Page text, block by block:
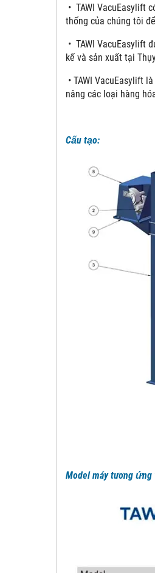
• TAWI VacuEasylift
thống của chúng tôi
• TAWI VacuEasylift
kế và sản xuất tại
• TAWI VacuEasylift
nâng các loại hàng
Cấu tạo:
Model máy tương